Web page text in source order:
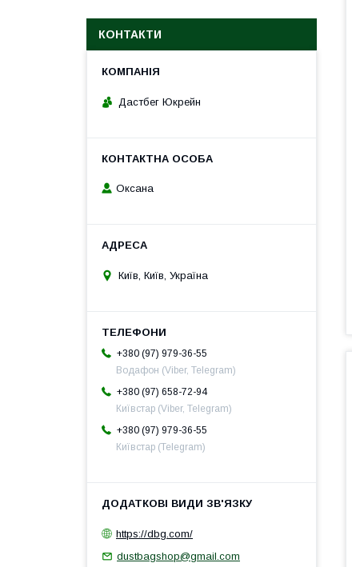
КОНТАКТИ
Дастбег Юкрейн
Оксана
Київ, Київ, Україна
+380 (97) 979-36-55
Водафон (Viber, Telegram)
+380 (97) 658-72-94
Київстар (Viber, Telegram)
+380 (97) 979-36-55
Київстар (Telegram)
https://dbg.com/
dustbagshop@gmail.com